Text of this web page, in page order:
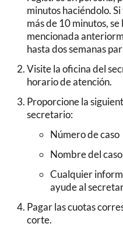
minutos haciéndolo.
más de 10 minutos,
mencionada
hasta dos semanas
Visite la oficina del
horario de atención.
Proporcione la
secretario:
Número de caso
Nombre del caso
Cualquier
ayude al
Pagar las cuotas
corte.